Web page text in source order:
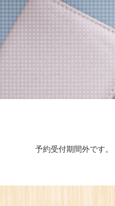
予約受付期間外です。